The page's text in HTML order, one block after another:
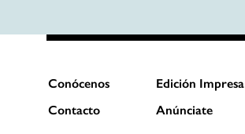
Conócenos Edición Impresa
Contacto
Anúnciate